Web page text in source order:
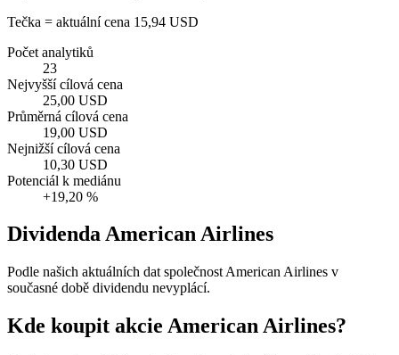
Tečka = aktuální cena 15,94 USD
Počet analytiků
23
Nejvyšší cílová cena
25,00 USD
Průměrná cílová cena
19,00 USD
Nejnižší cílová cena
10,30 USD
Potenciál k mediánu
+19,20 %
Dividenda American Airlines
Podle našich aktuálních dat společnost American Airlines v
současné době dividendu nevyplácí.
Kde koupit akcie American Airlines?